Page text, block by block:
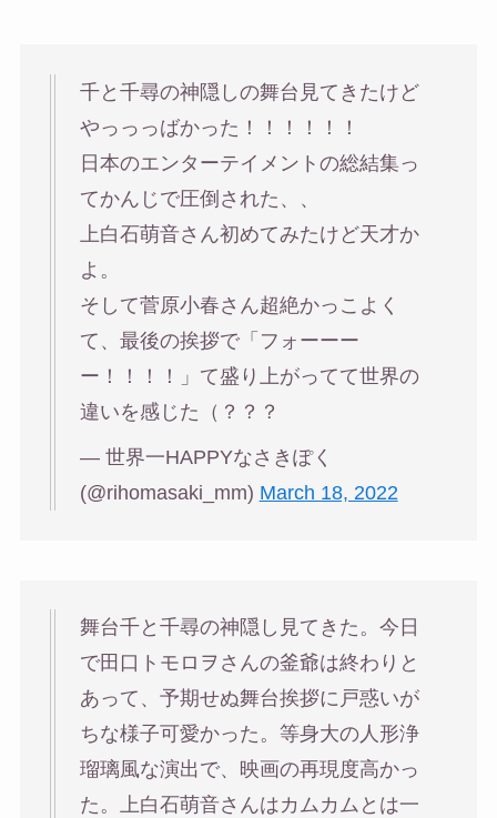
千と千尋の神隠しの舞台見てきたけど
やっっっばかった！！！！！！
日本のエンターテイメントの総結集っ
てかんじで圧倒された、、
上白石萌音さん初めてみたけど天才か
よ。
そして菅原小春さん超絶かっこよく
て、最後の挨拶で「フォーーー
ー！！！！」て盛り上がってて世界の
違いを感じた（？？？
— 世界一HAPPYなさきぽく
(@rihomasaki_mm) March 18, 2022
舞台千と千尋の神隠し見てきた。今日
で田口トモロヲさんの釜爺は終わりと
あって、予期せぬ舞台挨拶に戸惑いが
ちな様子可愛かった。等身大の人形浄
瑠璃風な演出で、映画の再現度高かっ
た。上白石萌音さんはカムカムとは一